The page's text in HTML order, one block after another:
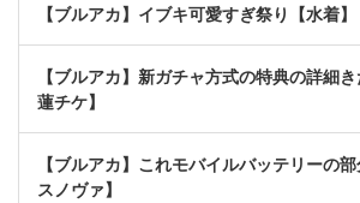
【ブルアカ】イブキ可愛すぎ祭り【水着】
【ブルアカ】新ガチャ方式の特典の詳細
蓮チケ】
【ブルアカ】これモバイルバッテリーの
スノヴァ】